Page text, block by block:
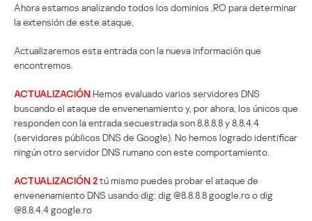
Ahora estamos analizando todos los dominios .RO para determinar
la extensión de este ataque.
Actualizaremos esta entrada con la nueva información que
encontremos.
ACTUALIZACIÓN Hemos evaluado varios servidores DNS
buscando el ataque de envenenamiento y, por ahora, los únicos que
responden con la entrada secuestrada son 8.8.8.8 y 8.8.4.4
(servidores públicos DNS de Google). No hemos logrado identificar
ningún otro servidor DNS rumano con este comportamiento.
ACTUALIZACIÓN 2tú mismo puedes probar el ataque de
envenenamiento DNS usando dig: dig @8.8.8.8 google.ro o dig
@8.8.4.4 google.ro